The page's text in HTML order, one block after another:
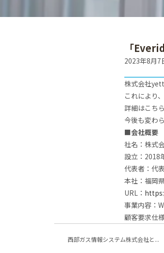
「
2023年8月7
株式会社
これにより
詳細はこち
今後も変わ
■会社概要
社名：株式
設立：2018
代表者：代
本社：福岡
URL：
事業内容：
顧客要求仕
西部ガス情報システム株式会社と...